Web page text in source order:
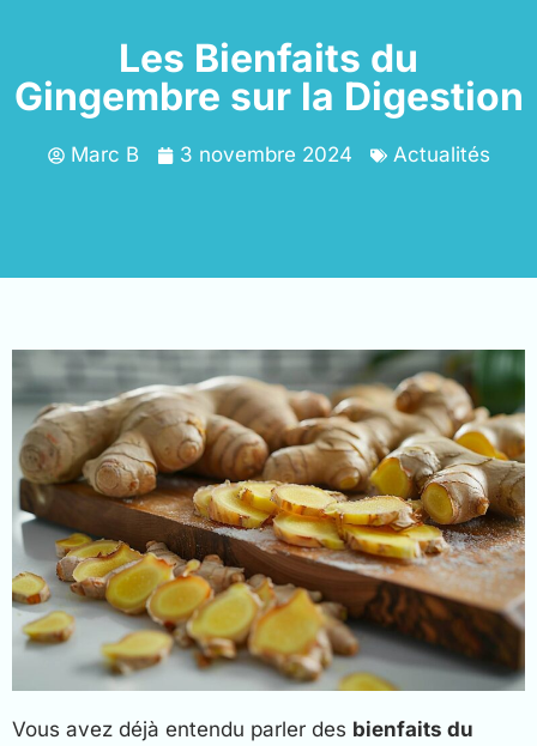
Les Bienfaits du
Gingembre sur la Digestion
Marc B 3 novembre 2024 Actualités
Vous avez déjà entendu parler des bienfaits du